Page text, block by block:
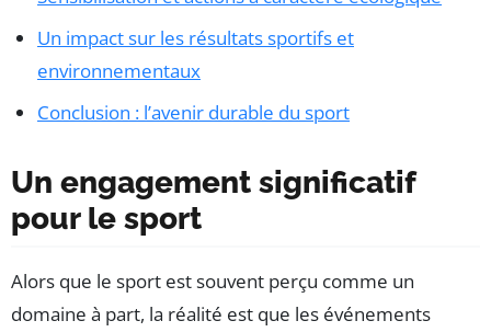
Un impact sur les résultats sportifs et
environnementaux
Conclusion : l’avenir durable du sport
Un engagement significatif
pour le sport
Alors que le sport est souvent perçu comme un
domaine à part, la réalité est que les événements